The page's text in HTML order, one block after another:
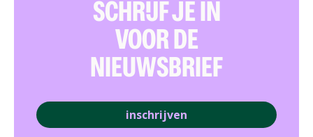
SCHRIJF JE IN
VOOR DE
NIEUWSBRIEF
inschrijven